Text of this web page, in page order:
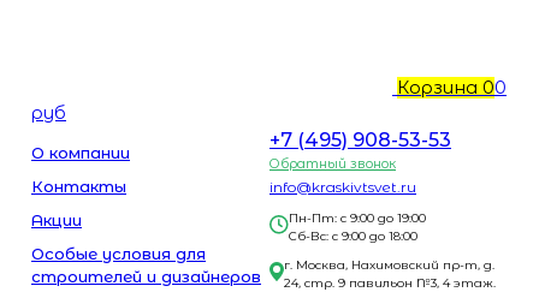
Корзина 00
руб
О компании
Контакты
Акции
Особые условия для
строителей и дизайнеров
+7 (495) 908-53-53
Обратный звонок
info@kraskivtsvet.ru
Пн-Пт: с 9:00 до 19:00
Сб-Вс: с 9:00 до 18:00
г. Москва, Нахимовский пр-т, д.
24, стр. 9 павильон №3, 4 этаж.